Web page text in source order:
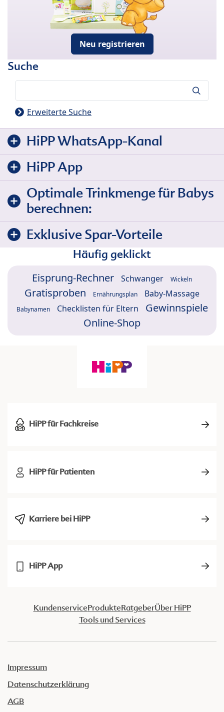
Neu registrieren
Suche
Erweiterte Suche
HiPP WhatsApp-Kanal
HiPP App
Optimale Trinkmenge für Babys
berechnen:
Exklusive Spar-Vorteile
Häufig geklickt
Eisprung-Rechner Schwanger Wickeln
Gratisproben Ernährungsplan Baby-Massage
Babynamen Checklisten für Eltern
Gewinnspiele
Online-Shop
HiPP für Fachkreise
HiPP für Patienten
Karriere bei HiPP
HiPP App
KundenserviceProdukteRatgeberÜber HiPP
Tools und Services
Impressum
Datenschutzerklärung
AGB